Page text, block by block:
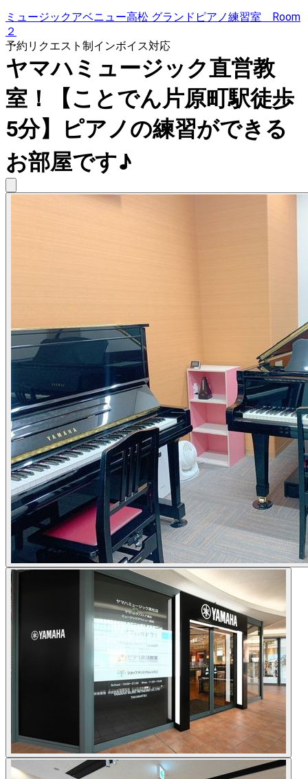
ミュージックアベニュー高松 グランドピアノ練習室 Room
２
予約リクエスト制インボイス対応
ヤマハミュージック直営教
室！【ことでん片原町駅徒歩
5分】ピアノの練習ができる
お部屋です♪